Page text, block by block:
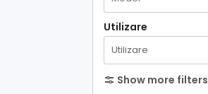
Utilizare
Show more filters